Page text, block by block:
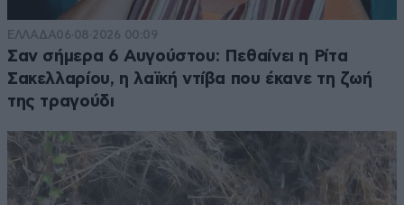
ΕΛΛΑΔΑ06·08·2026 00:09
Σαν σήμερα 6 Αυγούστου: Πεθαίνει η Ρίτα
Σακελλαρίου, η λαϊκή ντίβα που έκανε τη ζωή
της τραγούδι